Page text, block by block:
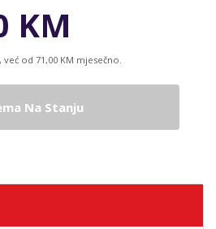
KM
već od 71,00 KM mjesečno.
Na Stanju